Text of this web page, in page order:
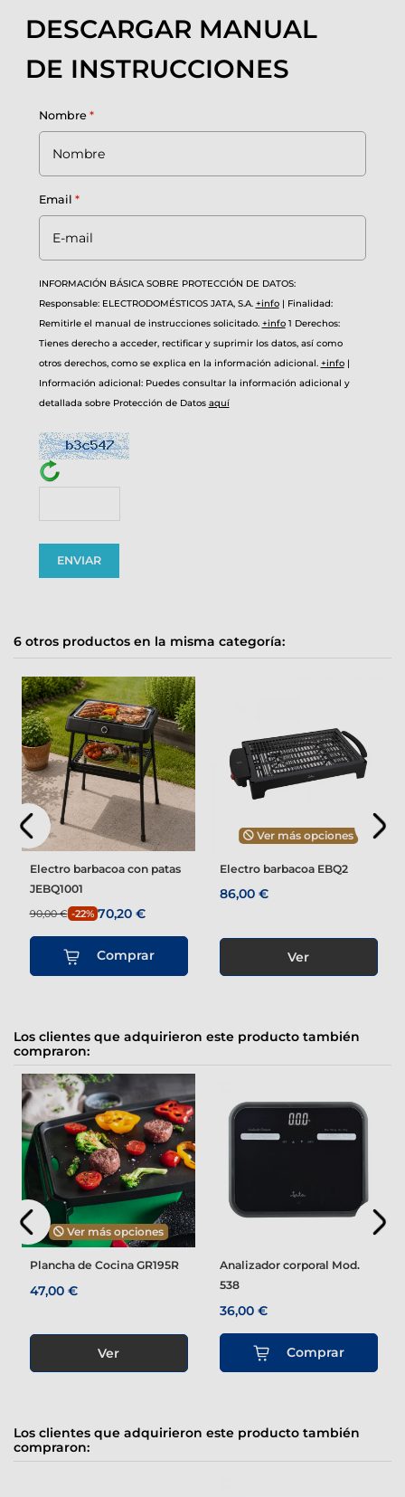
DESCARGAR MANUAL
DE INSTRUCCIONES
Nombre *
Email *
INFORMACIÓN BÁSICA SOBRE PROTECCIÓN DE DATOS:
Responsable: ELECTRODOMÉSTICOS JATA, S.A. +info | Finalidad:
Remitirle el manual de instrucciones solicitado. +info1 Derechos:
Tienes derecho a acceder, rectificar y suprimir los datos, así como
otros derechos, como se explica en la información adicional. +info|
Información adicional: Puedes consultar la información adicional y
detallada sobre Protección de Datos aquí
6 otros productos en la misma categoría:
Electro barbacoa con patas
JEBQ1001
90,00 € -22% 70,20 €
Comprar
Ver más opciones
Electro barbacoa EBQ2
86,00 €
Ver
Los clientes que adquirieron este producto también
compraron:
Ver más opciones
Plancha de Cocina GR195R
47,00 €
Ver
Analizador corporal Mod.
538
36,00 €
Comprar
Los clientes que adquirieron este producto también
compraron: